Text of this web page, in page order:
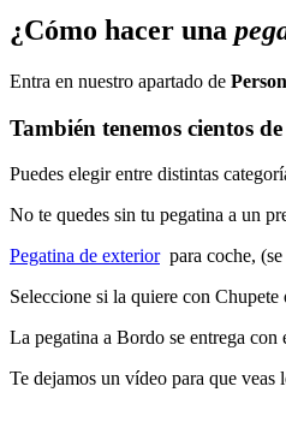
¿Cómo hacer una
Entra en nuestro apartado de
También tenemos cientos de
Puedes elegir entre distintas
No te quedes sin tu pegatina a un
Pegatina de exteriorpara coche, (se
Seleccione si la quiere con Chupete
La pegatina a Bordo se entrega
Te dejamos un vídeo para que veas